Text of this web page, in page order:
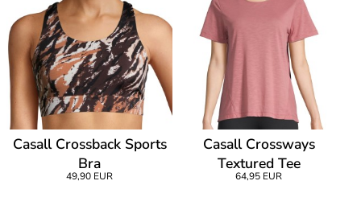
Casall Crossback Sports
Bra
49,90 EUR
Casall Crossways
Textured Tee
64,95 EUR